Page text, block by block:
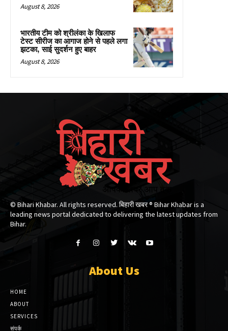
August 8, 2026
भारतीय टीम को श्रीलंका के खिलाफ
टेस्ट सीरीज का आगाज होने से पहले लगा
झटका, साई सुदर्शन हुए बाहर
August 8, 2026
© Bihari Khabar. All rights reserved. बिहारी खबर ®​ Bihar Khabar is a
leading news portal dedicated to delivering the latest updates from
Bihar.
About Us
HOME
ABOUT
SERVICES
संपर्क